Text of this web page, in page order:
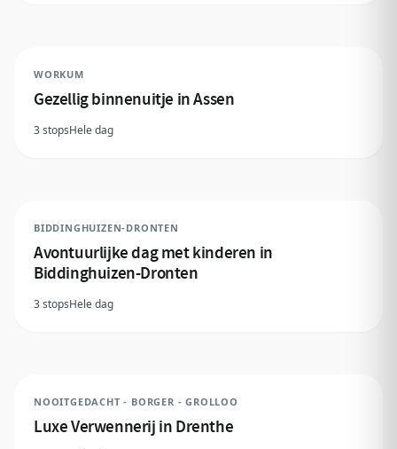
WORKUM
Gezellig binnenuitje in Assen
3 stopsHele dag
BIDDINGHUIZEN-DRONTEN
Avontuurlijke dag met kinderen in
Biddinghuizen-Dronten
3 stopsHele dag
NOOITGEDACHT - BORGER - GROLLOO
Luxe Verwennerij in Drenthe